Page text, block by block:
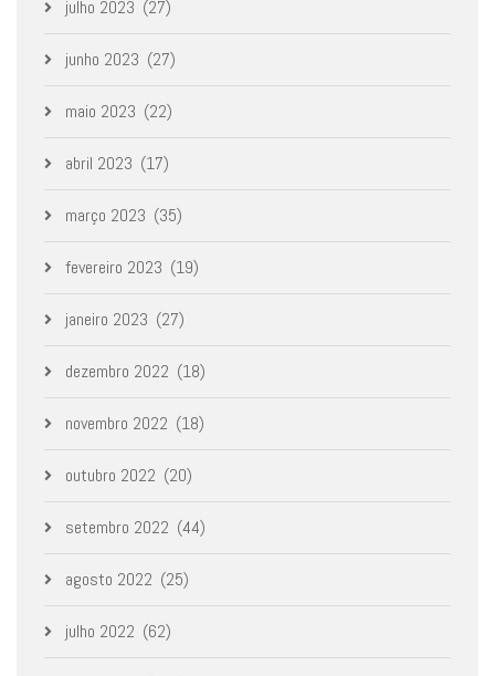
julho 2023 (27)
junho 2023 (27)
maio 2023 (22)
abril 2023 (17)
março 2023 (35)
fevereiro 2023 (19)
janeiro 2023 (27)
dezembro 2022 (18)
novembro 2022 (18)
outubro 2022 (20)
setembro 2022 (44)
agosto 2022 (25)
julho 2022 (62)